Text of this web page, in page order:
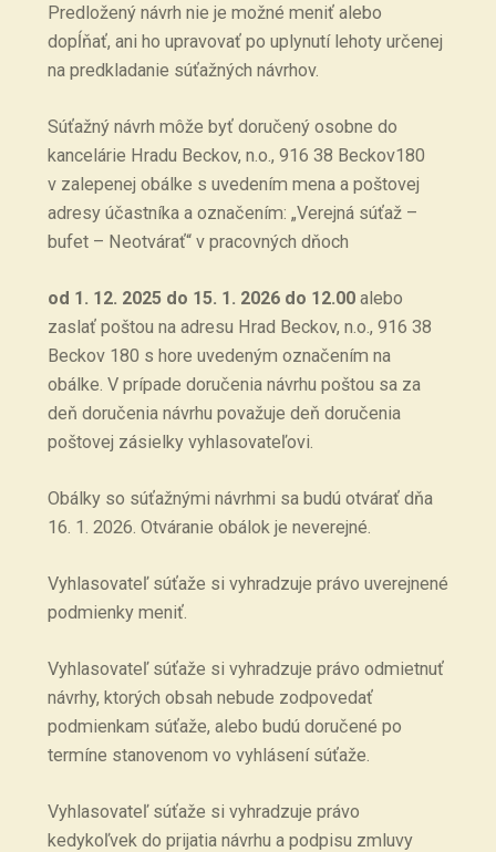
Predložený návrh nie je možné meniť alebo
dopĺňať, ani ho upravovať po uplynutí lehoty určenej
na predkladanie súťažných návrhov.
Súťažný návrh môže byť doručený osobne do
kancelárie Hradu Beckov, n.o., 916 38 Beckov180
v zalepenej obálke s uvedením mena a poštovej
adresy účastníka a označením: „Verejná súťaž –
bufet – Neotvárať“ v pracovných dňoch
od 1. 12. 2025 do 15. 1. 2026 do 12.00 alebo
zaslať poštou na adresu Hrad Beckov, n.o., 916 38
Beckov 180 s hore uvedeným označením na
obálke. V prípade doručenia návrhu poštou sa za
deň doručenia návrhu považuje deň doručenia
poštovej zásielky vyhlasovateľovi.
Obálky so súťažnými návrhmi sa budú otvárať dňa
16. 1. 2026. Otváranie obálok je neverejné.
Vyhlasovateľ súťaže si vyhradzuje právo uverejnené
podmienky meniť.
Vyhlasovateľ súťaže si vyhradzuje právo odmietnuť
návrhy, ktorých obsah nebude zodpovedať
podmienkam súťaže, alebo budú doručené po
termíne stanovenom vo vyhlásení súťaže.
Vyhlasovateľ súťaže si vyhradzuje právo
kedykoľvek do prijatia návrhu a podpisu zmluvy